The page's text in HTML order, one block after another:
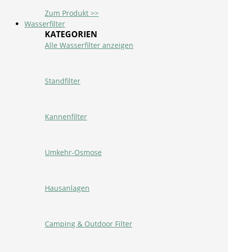
Zum Produkt >>
Wasserfilter
KATEGORIEN
Alle Wasserfilter anzeigen
Standfilter
Kannenfilter
Umkehr-Osmose
Hausanlagen
Camping & Outdoor Filter